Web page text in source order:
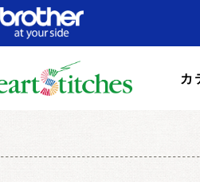
カ